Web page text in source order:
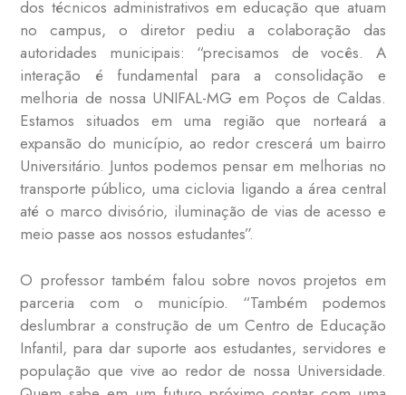
dos técnicos administrativos em educação que atuam
no campus, o diretor pediu a colaboração das
autoridades municipais: “precisamos de vocês. A
interação é fundamental para a consolidação e
melhoria de nossa UNIFAL-MG em Poços de Caldas.
Estamos situados em uma região que norteará a
expansão do município, ao redor crescerá um bairro
Universitário. Juntos podemos pensar em melhorias no
transporte público, uma ciclovia ligando a área central
até o marco divisório, iluminação de vias de acesso e
meio passe aos nossos estudantes”.
O professor também falou sobre novos projetos em
parceria com o município. “Também podemos
deslumbrar a construção de um Centro de Educação
Infantil, para dar suporte aos estudantes, servidores e
população que vive ao redor de nossa Universidade.